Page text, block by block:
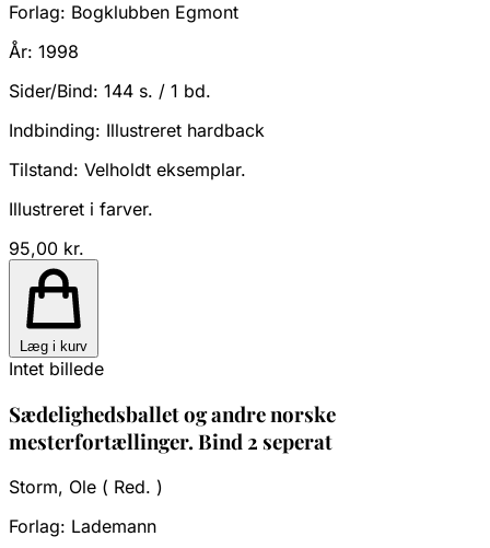
Forlag: Bogklubben Egmont
År: 1998
Sider/Bind: 144 s. / 1 bd.
Indbinding: Illustreret hardback
Tilstand: Velholdt eksemplar.
Illustreret i farver.
95,00 kr.
Læg i kurv
Intet billede
Sædelighedsballet og andre norske
mesterfortællinger. Bind 2 seperat
Storm, Ole ( Red. )
Forlag: Lademann